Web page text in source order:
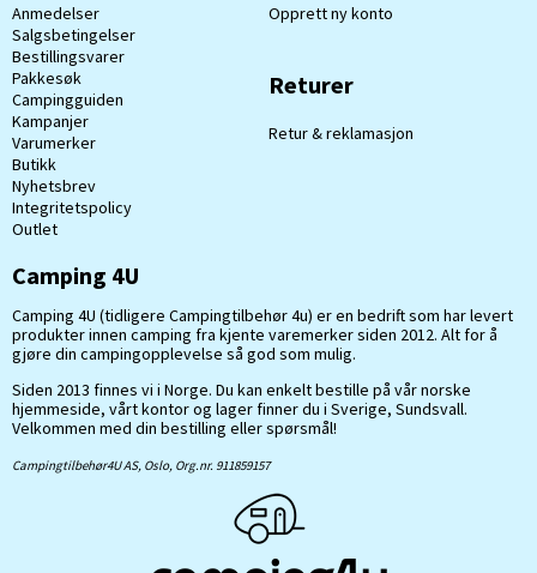
Anmedelser
Salgsbetingelser
Bestillingsvarer
Pakkesøk
Campingguiden
Kampanjer
Varumerker
Butikk
Nyhetsbrev
Integritetspolicy
Outlet
Opprett ny konto
Returer
Retur & reklamasjon
Camping 4U
Camping 4U (tidligere Campingtilbehør 4u) er en bedrift som har levert
produkter innen camping fra kjente varemerker siden 2012. Alt for å
gjøre din campingopplevelse så god som mulig.
Siden 2013 finnes vi i Norge. Du kan enkelt bestille på vår norske
hjemmeside, vårt kontor og lager finner du i Sverige, Sundsvall.
Velkommen med din bestilling eller spørsmål!
Campingtilbehør4U AS, Oslo, Org.nr. 911859157